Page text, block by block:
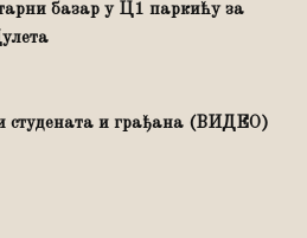
базар у Ц1 паркићу за
студената и грађана (ВИДЕО)